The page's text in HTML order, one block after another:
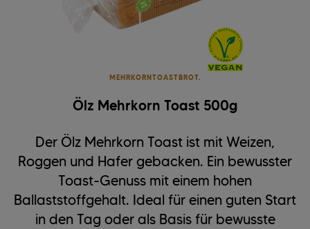
MEHRKORNTOASTBROT.
Ölz Mehrkorn Toast 500g
Der Ölz Mehrkorn Toast ist mit Weizen,
Roggen und Hafer gebacken. Ein bewusster
Toast-Genuss mit einem hohen
Ballaststoffgehalt. Ideal für einen guten Start
in den Tag oder als Basis für bewusste